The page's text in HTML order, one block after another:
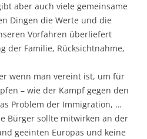
aber auch viele gemeinsame
Dingen die Werte und die
Vorfahren überliefert
der Familie, Rücksichtnahme,
wenn man vereint ist, um für
– wie der Kampf gegen den
Problem der Immigration, …
Bürger sollte mitwirken an der
geeinten Europas und keine